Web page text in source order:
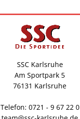
SSC Karlsruhe
Am Sportpark 5
76131 Karlsruhe
Telefon: 0721 - 9 67 22 0